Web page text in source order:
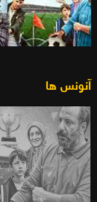
آنونس ها